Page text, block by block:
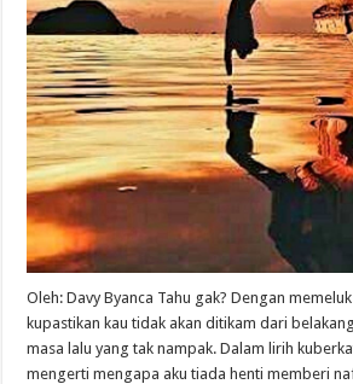
Oleh: Davy Byanca Tahu gak? Dengan
kupastikan kau tidak akan ditikam dari
masa lalu yang tak nampak. Dalam lirih
mengerti mengapa aku tiada henti memberi